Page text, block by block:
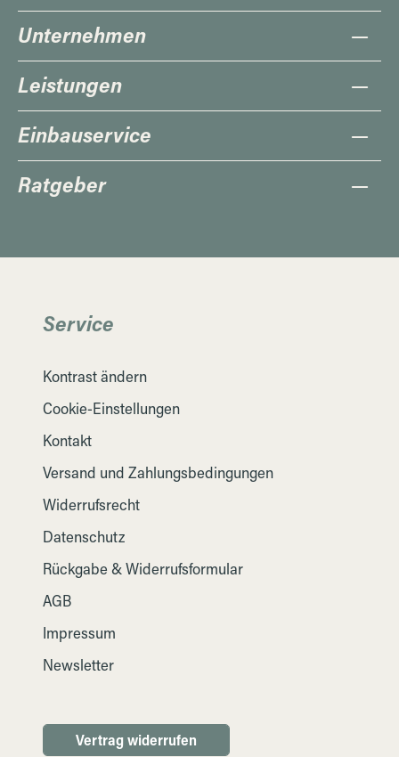
Unternehmen
Leistungen
Einbauservice
Ratgeber
Service
Kontrast ändern
Cookie-Einstellungen
Kontakt
Versand und Zahlungsbedingungen
Widerrufsrecht
Datenschutz
Rückgabe & Widerrufsformular
AGB
Impressum
Newsletter
Vertrag widerrufen